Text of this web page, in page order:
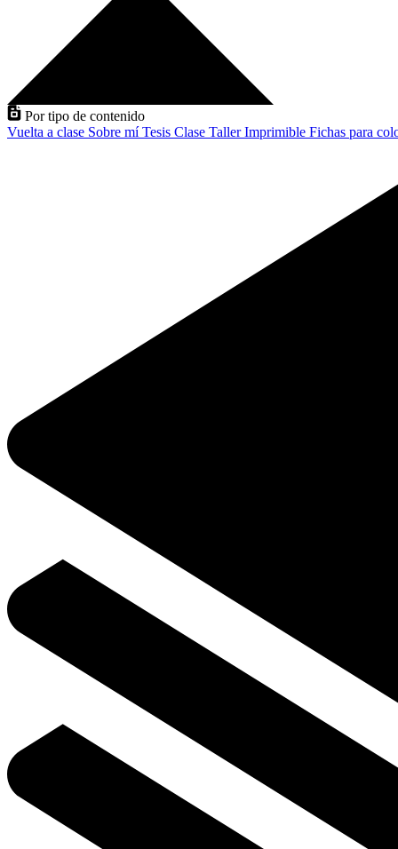
Por tipo de contenido
Vuelta a clase Sobre míTesis Clase TallerImprimible Fichas para